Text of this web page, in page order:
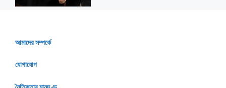
আমাদের সম্পর্কে
যোগাযোগ